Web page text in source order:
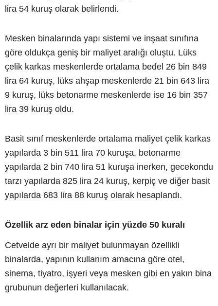
lira 54 kuruş olarak belirlendi.
Mesken binalarında yapı sistemi ve inşaat sınıfına
göre oldukça geniş bir maliyet aralığı oluştu. Lüks
çelik karkas meskenlerde ortalama bedel 26 bin 849
lira 64 kuruş, lüks ahşap meskenlerde 21 bin 643 lira
9 kuruş, lüks betonarme meskenlerde ise 16 bin 357
lira 39 kuruş oldu.
Basit sınıf meskenlerde ortalama maliyet çelik karkas
yapılarda 3 bin 511 lira 70 kuruşa, betonarme
yapılarda 2 bin 740 lira 51 kuruşa inerken, gecekondu
tarzı yapılarda 825 lira 24 kuruş, kerpiç ve diğer basit
yapılarda 683 lira 88 kuruş olarak hesaplandı.
Özellik arz eden binalar için yüzde 50 kuralı
Cetvelde ayrı bir maliyet bulunmayan özellikli
binalarda, yapının kullanım amacına göre otel,
sinema, tiyatro, işyeri veya mesken gibi en yakın bina
grubunun değerleri kullanılacak.